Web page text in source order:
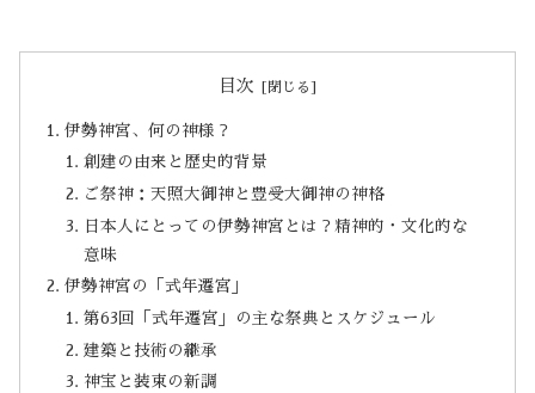
目次
伊勢神宮、何の神様？
創建の由来と歴史的背景
ご祭神：天照大御神と豊受大御神の神格
日本人にとっての伊勢神宮とは？精神的・文化的な
意味
伊勢神宮の「式年遷宮」
第63回「式年遷宮」の主な祭典とスケジュール
建築と技術の継承
神宝と装束の新調